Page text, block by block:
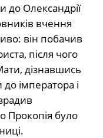
до Олександрії
вчення
він побачив
після чого
дізнавшись
імператора і
Прокопія було